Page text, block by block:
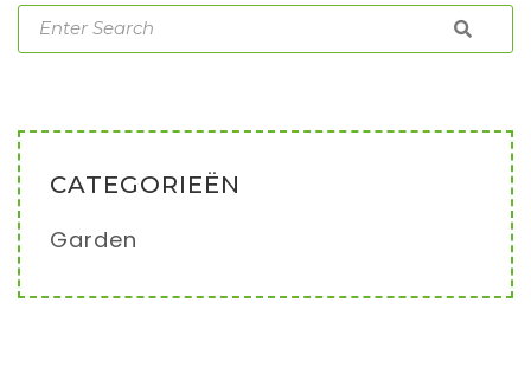
CATEGORIEËN
Garden